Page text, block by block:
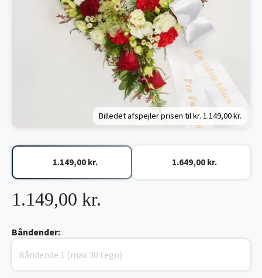
Billedet afspejler prisen til kr. 1.149,00 kr.
1.149,00 kr.
1.149,00 kr. 1.649,00 kr.
Båndender: